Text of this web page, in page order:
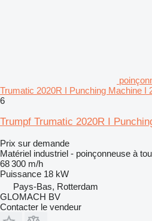
Trumatic 2020R I Punching Machine I
6
Trumpf Trumatic 2020R I
Prix sur demande
Matériel industriel - poinçonneuse à
68 300 m/h
Puissance 18 kW
Pays-Bas, Rotterdam
GLOMACH BV
Contacter le vendeur